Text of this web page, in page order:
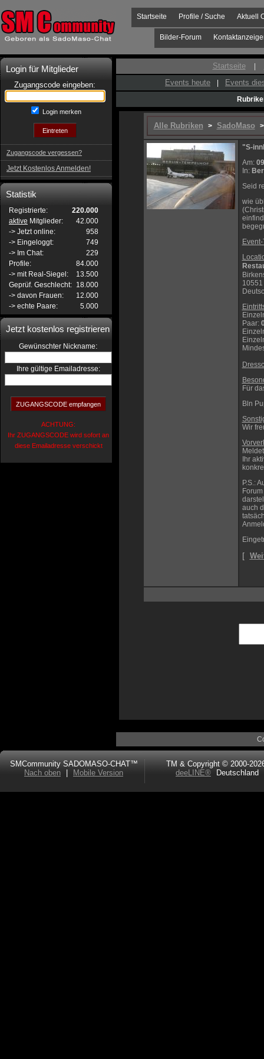
Aktuell
Profile / Suche
Startseite
Bilder-Forum
Login für Mitglieder
Zugangscode eingeben:
Login merken
Zugangscode vergessen?
Jetzt Kostenlos Anmelden!
Statistik
Registrierte:
220.000
aktive Mitglieder:
42.000
-> Jetzt online:
958
-> Eingeloggt:
749
-> Im Chat:
229
Profile:
84.000
-> mit Real-Siegel:
13.500
Geprüf. Geschlecht: 18.000
-> davon Frauen:
12.000
-> echte Paare:
5.000
Jetzt kostenlos registrieren
Gewünschter Nickname:
Ihre gültige Emailadresse:
ACHTUNG:
Ihr ZUGANGSCODE wird sofort an
diese Emailadresse verschickt
Startseite
Events heute
Events
Alle Rubriken > SadoMaso
"S-
Am:
In:
Seid
wie
Event-
Paar:
Für
Bln
Wir
Ihr
P.S.:
auch
[
SMCommunity SADOMASO-CHAT™
Nach oben
Mobile Version
TM & Copyright © 2000-
deeLINE®
Deutschland